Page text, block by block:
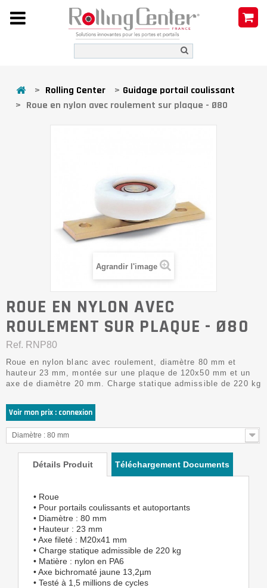
> Rolling Center > Guidage portail coulissant
> Roue en nylon avec roulement sur plaque - Ø80
Agrandir l'image
ROUE EN NYLON AVEC
ROULEMENT SUR PLAQUE - Ø80
Ref. RNP80
Roue en nylon blanc avec roulement, diamètre 80 mm et
hauteur 23 mm, montée sur une plaque de 120x50 mm et un
axe de diamètre 20 mm. Charge statique admissible de 220 kg
Voir mon prix : connexion
Diamètre : 80 mm
Détails Produit Téléchargement Documents
• Roue
• Pour portails coulissants et autoportants
• Diamètre : 80 mm
• Hauteur : 23 mm
• Axe fileté : M20x41 mm
• Charge statique admissible de 220 kg
• Matière : nylon en PA6
• Axe bichromaté jaune 13,2µm
• Testé à 1,5 millions de cycles